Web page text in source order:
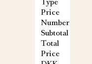
Price
Number
Subtotal
Total
Price